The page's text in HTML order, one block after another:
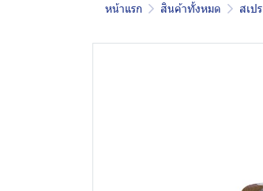
หน้าแรก สินค้าทั้งหมด สเป